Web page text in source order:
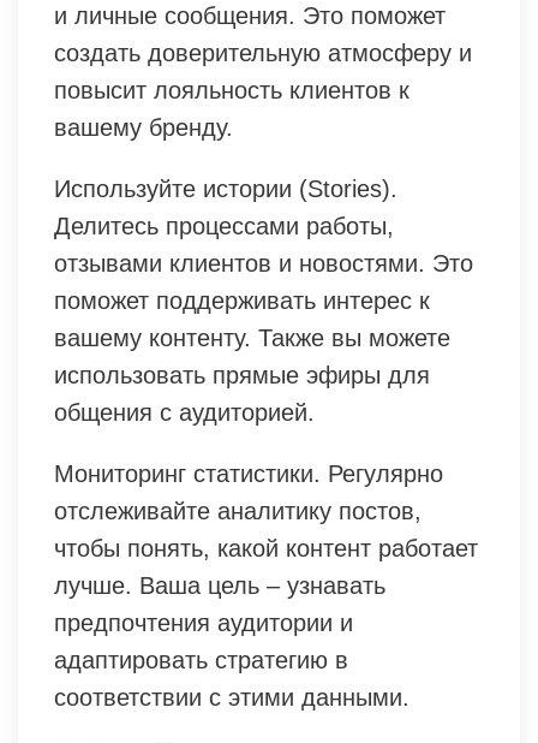
и личные сообщения. Это поможет
создать доверительную атмосферу и
повысит лояльность клиентов к
вашему бренду.
Используйте истории (Stories).
Делитесь процессами работы,
отзывами клиентов и новостями. Это
поможет поддерживать интерес к
вашему контенту. Также вы можете
использовать прямые эфиры для
общения с аудиторией.
Мониторинг статистики. Регулярно
отслеживайте аналитику постов,
чтобы понять, какой контент работает
лучше. Ваша цель – узнавать
предпочтения аудитории и
адаптировать стратегию в
соответствии с этими данными.